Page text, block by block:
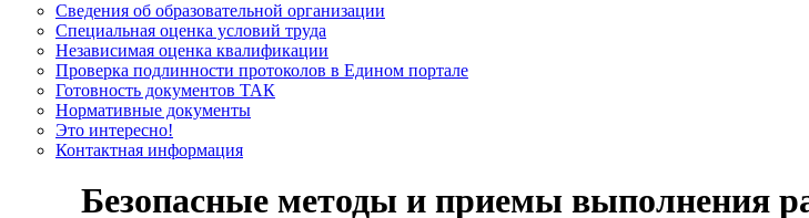
Сведения об образовательной организации
Cпециальная оценка условий труда
Независимая оценка квалификации
Проверка подлинности протоколов в Едином портале
Готовность документов ТАК
Нормативные документы
Это интересно!
Контактная информация
Безопасные методы и приемы выполнения